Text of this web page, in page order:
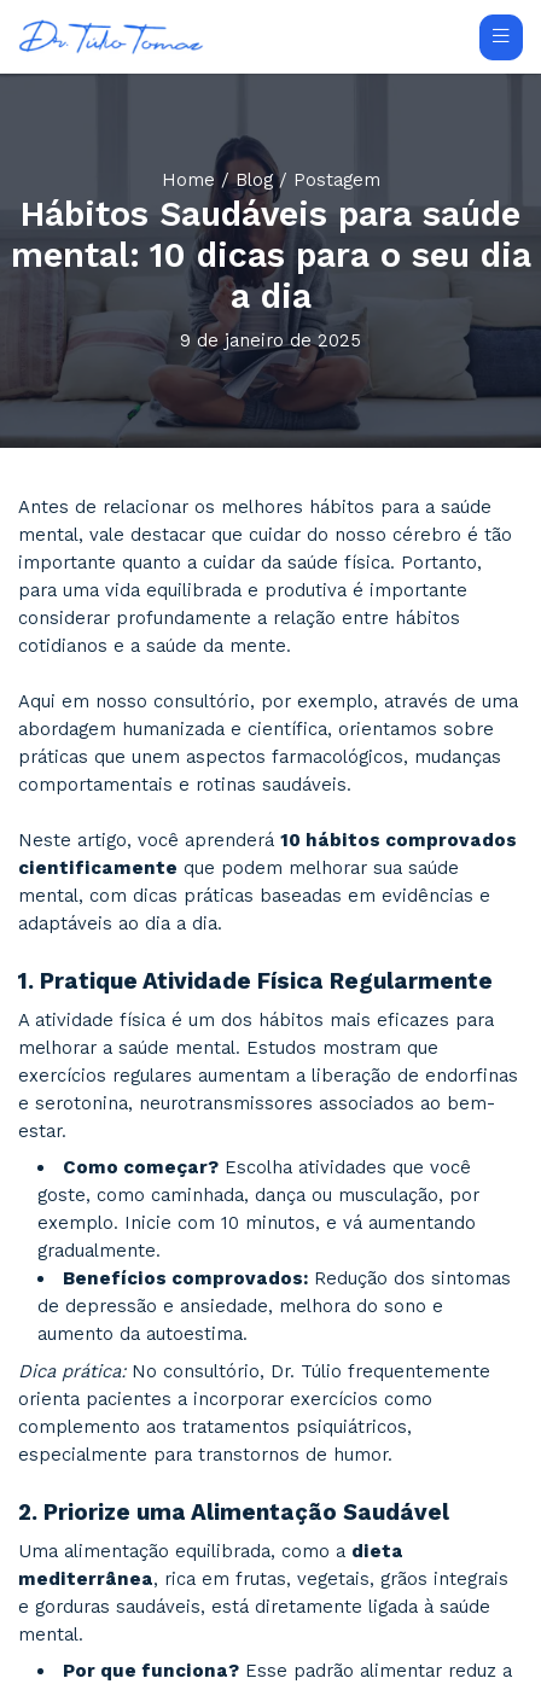
Home/Blog / Postagem
Hábitos Saudáveis para
mental: 10 dicas para o
a dia
9 de janeiro de 2025
Antes de relacionar os melhores hábitos para
importante quanto a cuidar da saúde física.
para uma vida equilibrada e produtiva é
considerar profundamente a relação entre
Aqui em nosso consultório, por exemplo,
abordagem humanizada e científica,
comportamentais e rotinas saudáveis.
Neste artigo, você aprenderá10 hábitos
cientificamenteque podem melhorar sua
mental, com dicas práticas baseadas em
adaptáveis ao dia a dia.
1.Pratique Atividade Física
A atividade física é um dos hábitos mais
melhorar a saúde mental. Estudos mostram
exercícios regulares aumentam a liberação de
e serotonina, neurotransmissores associados
estar.
Como começar?Escolha atividades que
exemplo. Inicie com 10 minutos, e vá
gradualmente.
Benefícios comprovados:Redução dos
de depressão e ansiedade, melhora do sono
aumento da autoestima.